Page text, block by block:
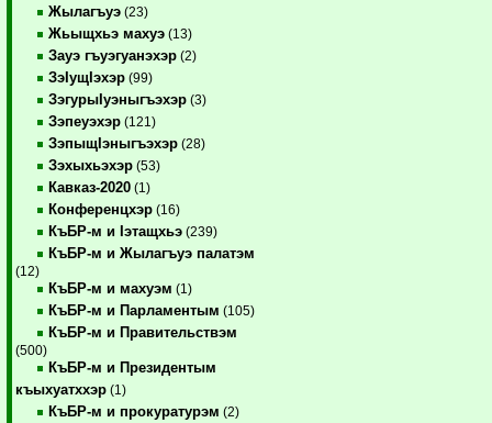
Жылагъуэ (23)
Жьыщхьэ махуэ (13)
Зауэ гъуэгуанэхэр (2)
ЗэIущIэхэр (99)
ЗэгурыIуэныгъэхэр (3)
Зэпеуэхэр (121)
ЗэпыщIэныгъэхэр (28)
Зэхыхьэхэр (53)
Кавказ-2020 (1)
Конференцхэр (16)
КъБР-м и Iэтащхьэ (239)
КъБР-м и Жылагъуэ палатэм
(12)
КъБР-м и махуэм (1)
КъБР-м и Парламентым (105)
КъБР-м и Правительствэм
(500)
КъБР-м и Президентым
къыхуатххэр (1)
КъБР-м и прокуратурэм (2)